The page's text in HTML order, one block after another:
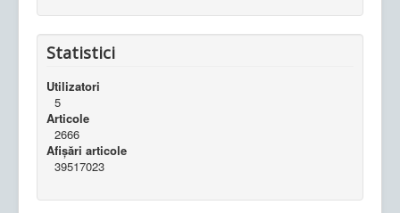
Statistici
Utilizatori
5
Articole
2666
Afișări articole
39517023